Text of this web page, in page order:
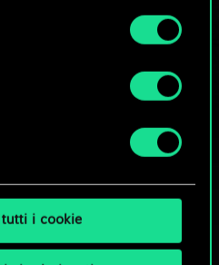
qui sotto.
tutti i cookie